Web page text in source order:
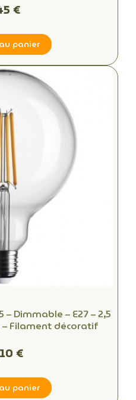
€
panier
Dimmable – E27 – 2,5
– Filament décoratif
€
panier